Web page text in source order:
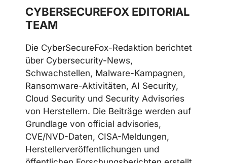
CYBERSECUREFOX EDITORIAL
TEAM
Die CyberSecureFox-Redaktion berichtet
über Cybersecurity-News,
Schwachstellen, Malware-Kampagnen,
Ransomware-Aktivitäten, AI Security,
Cloud Security und Security Advisories
von Herstellern. Die Beiträge werden auf
Grundlage von official advisories,
CVE/NVD-Daten, CISA-Meldungen,
Herstellerveröffentlichungen und